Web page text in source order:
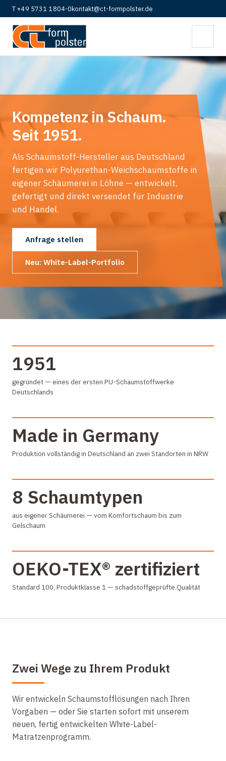
T +49 5731 1804-0kontakt@ct-formpolster.de
Kompetenz in Schaum.
Seit 1951.
Als Schaumstoff-Hersteller aus Deutschland
fertigen wir Polyurethan-Weichschaumstoffe in
eigener Schäumerei in Löhne — entwickelt,
gefertigt und direkt versendet für Industrie
und Handel.
Anfrage stellen
Neu: White-Label-Portfolio
1951
gegründet — eines der ersten PU-Schaumstoffwerke
Deutschlands
Made in Germany
Produktion vollständig in Deutschland an zwei Standorten in NRW
8 Schaumtypen
aus eigener Schäumerei — vom Komfortschaum bis zum
Gelschaum
OEKO-TEX® zertifiziert
Standard 100, Produktklasse 1 — schadstoffgeprüfte Qualität
Zwei Wege zu Ihrem Produkt
Wir entwickeln Schaumstofflösungen nach Ihren
Vorgaben — oder Sie starten sofort mit unserem
neuen, fertig entwickelten White-Label-
Matratzenprogramm.